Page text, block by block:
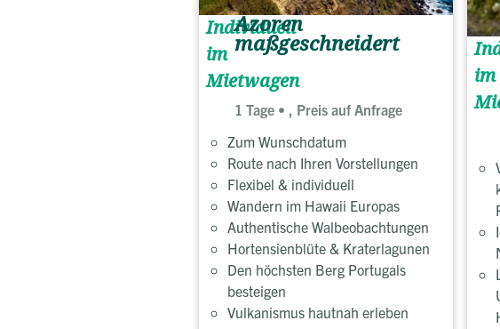
Individuell
im
Mietwagen
Azoren
maßgeschneidert
1 Tage
, Preis auf Anfrage
Zum Wunschdatum
Route nach Ihren Vorstellungen
Flexibel & individuell
Wandern im Hawaii Europas
Authentische Walbeobachtungen
Hortensienblüte & Kraterlagunen
Den höchsten Berg Portugals
besteigen
Vulkanismus hautnah erleben
im